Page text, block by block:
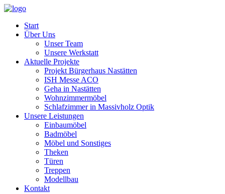
Start
Über Uns
Unser Team
Unsere Werkstatt
Aktuelle Projekte
Projekt Bürgerhaus Nastätten
ISH Messe ACO
Geha in Nastätten
Wohnzimmermöbel
Schlafzimmer in Massivholz Optik
Unsere Leistungen
Einbaumöbel
Badmöbel
Möbel und Sonstiges
Theken
Türen
Treppen
Modellbau
Kontakt